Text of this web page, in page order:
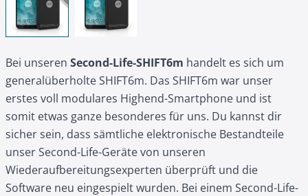
Bei unseren Second-Life-SHIFT6m handelt es sich um
generalüberholte SHIFT6m. Das SHIFT6m war unser
erstes voll modulares Highend-Smartphone und ist
somit etwas ganze besonderes für uns. Du kannst dir
sicher sein, dass sämtliche elektronische Bestandteile
unser Second-Life-Geräte von unseren
Wiederaufbereitungsexperten überprüft und die
Software neu eingespielt wurden. Bei einem Second-Life-